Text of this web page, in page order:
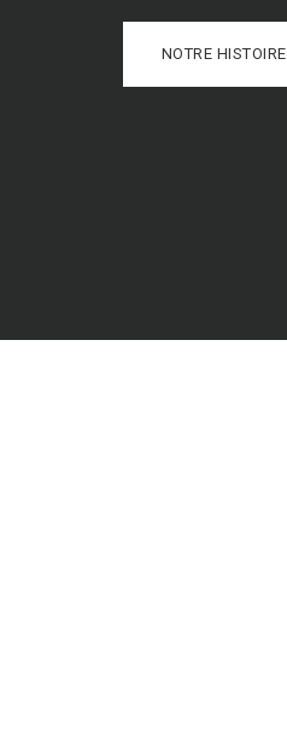
NOTRE HISTOIRE